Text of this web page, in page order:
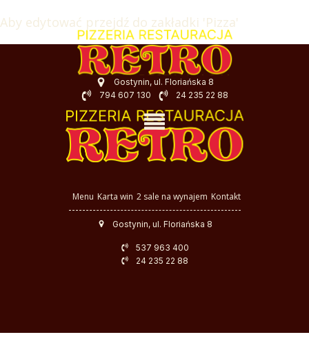
Gostynin, ul. Floriańska 8
794 607 130
24 235 22 88
Aby edytować przejdź do zakładki 'Pizza'
Menu Karta win 2 sale na wynajem Kontakt
Gostynin, ul. Floriańska 8
537 963 400
24 235 22 88